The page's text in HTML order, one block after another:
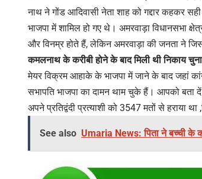
नाथ ने गोंड आदिवासी नेता शाह को गद्दार कहकर
भाजपा में शामिल हो गए थे। अमरवाड़ा विधानसभा
और विनम्र होते हैं, लेकिन अमरवाड़ा की जनता ने जिस
कमलनाथ के करीबी होने के बाद मिली थी निकाय
मेयर विक्रम आहाके के भाजपा में जाने के बाद जहां
सभापति भाजपा का दामन थाम चुके हैं। आपको
अपने प्रतिद्वंदी प्रत्याशी को 3547 मतों से हराया
See also Umaria News: पिता ने बच्ची के